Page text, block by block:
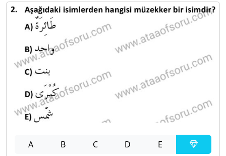
A B C D E